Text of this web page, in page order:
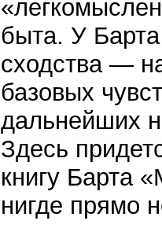
быта. У
сходства —
базовых
дальнейших
Здесь
книгу Барта
нигде прямо